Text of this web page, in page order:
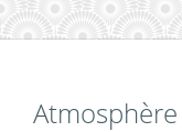
Atmosphère